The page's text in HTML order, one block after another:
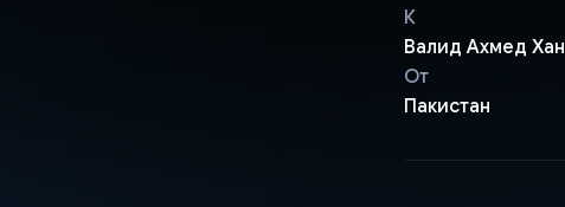
К
Валид Ахмед Хан
От
Пакистан